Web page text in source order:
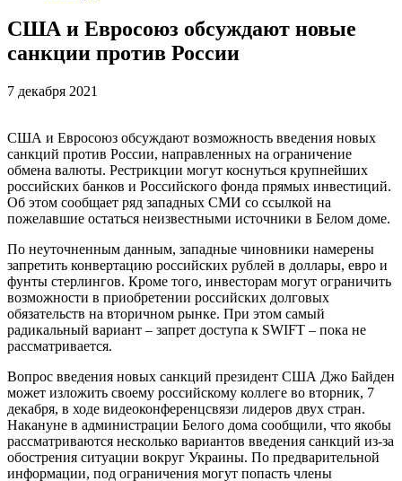
США и Евросоюз обсуждают новые
санкции против России
7 декабря 2021
США и Евросоюз обсуждают возможность введения новых
санкций против России, направленных на ограничение
обмена валюты. Рестрикции могут коснуться крупнейших
российских банков и Российского фонда прямых инвестиций.
Об этом сообщает ряд западных СМИ со ссылкой на
пожелавшие остаться неизвестными источники в Белом доме.
По неуточненным данным, западные чиновники намерены
запретить конвертацию российских рублей в доллары, евро и
фунты стерлингов. Кроме того, инвесторам могут ограничить
возможности в приобретении российских долговых
обязательств на вторичном рынке. При этом самый
радикальный вариант – запрет доступа к SWIFT – пока не
рассматривается.
Вопрос введения новых санкций президент США Джо Байден
может изложить своему российскому коллеге во вторник, 7
декабря, в ходе видеоконференцсвязи лидеров двух стран.
Накануне в администрации Белого дома сообщили, что якобы
рассматриваются несколько вариантов введения санкций из-за
обострения ситуации вокруг Украины. По предварительной
информации, под ограничения могут попасть члены